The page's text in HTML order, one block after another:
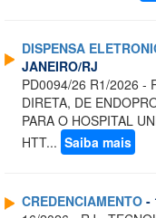
DISPENSA
JANEIRO/RJ
PD0094/26 R1/2026 -
DIRETA, DE
PARA O HOSPITAL
HTT... Saiba mais
CREDENCIAMENTO -